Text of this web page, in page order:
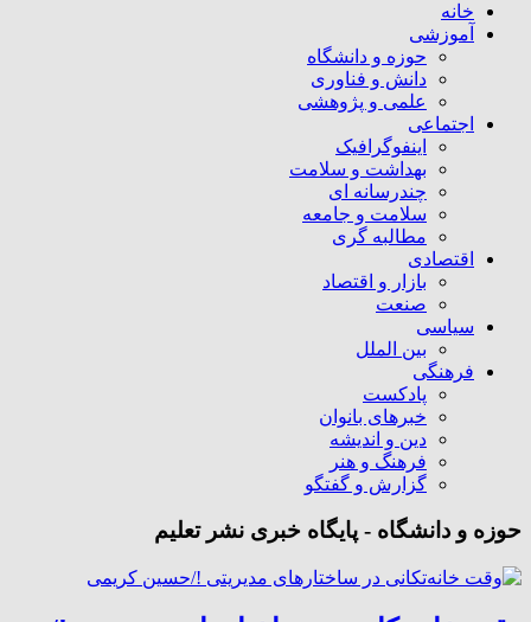
خانه
آموزشی
حوزه و دانشگاه
دانش و فناوری
علمی و پژوهشی
اجتماعی
اینفوگرافیک
بهداشت و سلامت
چندرسانه ای
سلامت و جامعه
مطالبه گری
اقتصادی
بازار و اقتصاد
صنعت
سیاسی
بین الملل
فرهنگی
پادکست
خبرهای بانوان
دین و اندیشه
فرهنگ و هنر
گزارش و گفتگو
حوزه و دانشگاه - پایگاه خبری نشر تعلیم